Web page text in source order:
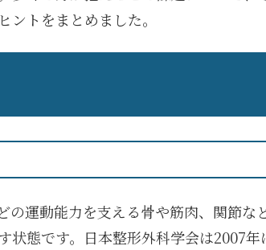
トをまとめました。
の運動能力を支える骨や筋肉、関節な
態です。日本整形外科学会は2007年